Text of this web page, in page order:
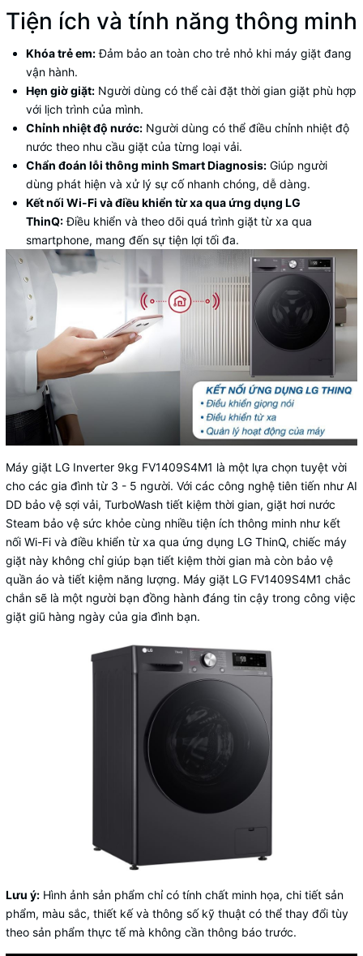
Tiện ích và tính năng thông minh
Khóa trẻ em: Đảm bảo an toàn cho trẻ nhỏ khi máy giặt đang
vận hành.
Hẹn giờ giặt: Người dùng có thể cài đặt thời gian giặt phù hợp
với lịch trình của mình.
Chỉnh nhiệt độ nước: Người dùng có thể điều chỉnh nhiệt độ
nước theo nhu cầu giặt của từng loại vải.
Chẩn đoán lỗi thông minh Smart Diagnosis: Giúp người
dùng phát hiện và xử lý sự cố nhanh chóng, dễ dàng.
Kết nối Wi-Fi và điều khiển từ xa qua ứng dụng LG
ThinQ: Điều khiển và theo dõi quá trình giặt từ xa qua
smartphone, mang đến sự tiện lợi tối đa.
Máy giặt LG Inverter 9kg FV1409S4M1 là một lựa chọn tuyệt vời
cho các gia đình từ 3 - 5 người. Với các công nghệ tiên tiến như AI
DD bảo vệ sợi vải, TurboWash tiết kiệm thời gian, giặt hơi nước
Steam bảo vệ sức khỏe cùng nhiều tiện ích thông minh như kết
nối Wi-Fi và điều khiển từ xa qua ứng dụng LG ThinQ, chiếc máy
giặt này không chỉ giúp bạn tiết kiệm thời gian mà còn bảo vệ
quần áo và tiết kiệm năng lượng. Máy giặt LG FV1409S4M1 chắc
chắn sẽ là một người bạn đồng hành đáng tin cậy trong công việc
giặt giũ hàng ngày của gia đình bạn.
Lưu ý: Hình ảnh sản phẩm chỉ có tính chất minh họa, chi tiết sản
phẩm, màu sắc, thiết kế và thông số kỹ thuật có thể thay đổi tùy
theo sản phẩm thực tế mà không cần thông báo trước.